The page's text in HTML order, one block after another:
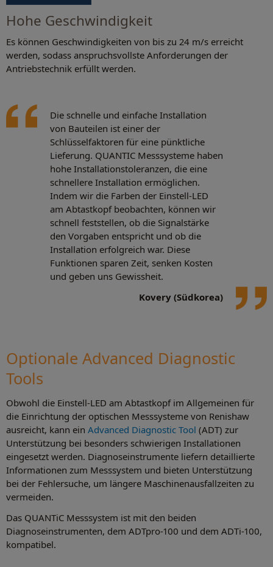
Hohe Geschwindigkeit
Es können Geschwindigkeiten von bis zu 24 m/s erreicht
werden, sodass anspruchsvollste Anforderungen der
Antriebstechnik erfüllt werden.
Die schnelle und einfache Installation
von Bauteilen ist einer der
Schlüsselfaktoren für eine pünktliche
Lieferung. QUANTIC Messsysteme haben
hohe Installationstoleranzen, die eine
schnellere Installation ermöglichen.
Indem wir die Farben der Einstell-LED
am Abtastkopf beobachten, können wir
schnell feststellen, ob die Signalstärke
den Vorgaben entspricht und ob die
Installation erfolgreich war. Diese
Funktionen sparen Zeit, senken Kosten
und geben uns Gewissheit.
Kovery (Südkorea)
Optionale Advanced Diagnostic
Tools
Obwohl die Einstell-LED am Abtastkopf im Allgemeinen für
die Einrichtung der optischen Messsysteme von Renishaw
ausreicht, kann ein Advanced Diagnostic Tool (ADT) zur
Unterstützung bei besonders schwierigen Installationen
eingesetzt werden. Diagnoseinstrumente liefern detaillierte
Informationen zum Messsystem und bieten Unterstützung
bei der Fehlersuche, um längere Maschinenausfallzeiten zu
vermeiden.
Das QUANTiC Messsystem ist mit den beiden
Diagnoseinstrumenten, dem ADTpro-100 und dem ADTi-100,
kompatibel.